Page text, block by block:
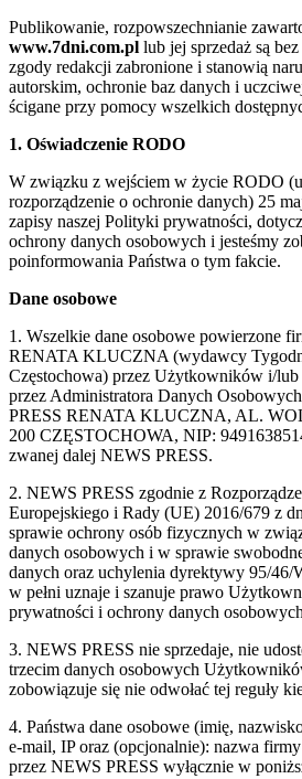
Publikowanie, rozpowszechnianie
www.7dni.com.pl lub jej sprzedaż są
zgody redakcji zabronione i stanowią
autorskim, ochronie baz danych i
ścigane przy pomocy wszelkich
1. Oświadczenie RODO
W związku z wejściem w życie RODO
rozporządzenie o ochronie danych) 25
zapisy naszej Polityki prywatności,
ochrony danych osobowych i jesteśmy
poinformowania Państwa o tym fakcie.
Dane osobowe
1. Wszelkie dane osobowe powierzone
RENATA KLUCZNA (wydawcy
Częstochowa) przez Użytkowników i/
przez Administratora Danych
PRESS RENATA KLUCZNA, AL.
200 CZĘSTOCHOWA, NIP:
zwanej dalej NEWS PRESS.
2. NEWS PRESS zgodnie z
Europejskiego i Rady (UE) 2016/679 z
sprawie ochrony osób fizycznych w
danych osobowych i w sprawie
danych oraz uchylenia dyrektywy 95/46/
w pełni uznaje i szanuje prawo
prywatności i ochrony danych
3. NEWS PRESS nie sprzedaje, nie
trzecim danych osobowych
zobowiązuje się nie odwołać tej reguły
4. Państwa dane osobowe (imię,
e-mail, IP oraz (opcjonalnie): nazwa
przez NEWS PRESS wyłącznie w